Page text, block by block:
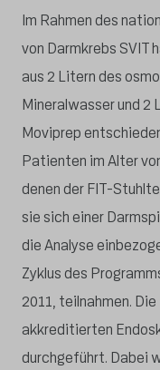
Im Rahmen des
von Darmkrebs SVIT
aus 2 Litern des
Mineralwasser und 2
Moviprep
Patienten im Alter
denen der FIT-
sie sich einer
die Analyse
Zyklus des
2011, teilnahmen.
akkreditierten
durchgeführt. Dabei